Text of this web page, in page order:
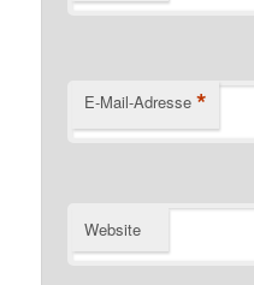
E-Mail-Adresse *
Website